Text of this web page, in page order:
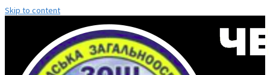
Skip to content